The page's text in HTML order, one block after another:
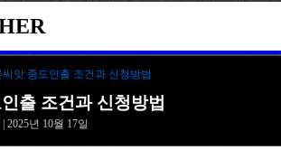
씨앗 중도인출 조건과 신청방법
출 조건과 신청방법
| 2025년 10월 17일